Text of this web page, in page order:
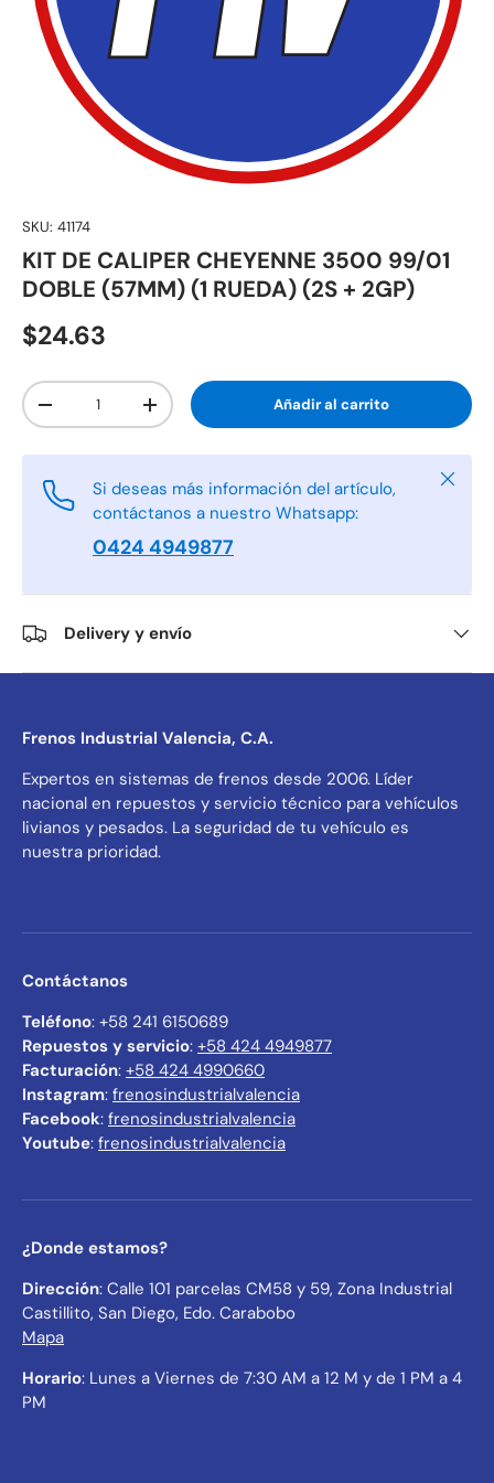
SKU: 41174
KIT DE CALIPER CHEYENNE 3500 99/01
DOBLE (57MM) (1 RUEDA) (2S + 2GP)
$24.63
Cant.
-
+ Añadir al carrito
Si deseas más información del artículo,
contáctanos a nuestro Whatsapp:
0424 4949877
Cerrar
Delivery y envío
Frenos Industrial Valencia, C.A.
Expertos en sistemas de frenos desde 2006. Líder
nacional en repuestos y servicio técnico para vehículos
livianos y pesados. La seguridad de tu vehículo es
nuestra prioridad.
Contáctanos
Teléfono: +58 241 6150689
Repuestos y servicio: +58 424 4949877
Facturación: +58 424 4990660
Instagram: frenosindustrialvalencia
Facebook: frenosindustrialvalencia
Youtube: frenosindustrialvalencia
¿Donde estamos?
Dirección: Calle 101 parcelas CM58 y 59, Zona Industrial
Castillito, San Diego, Edo. Carabobo
Mapa
Horario: Lunes a Viernes de 7:30 AM a 12 M y de 1 PM a 4
PM